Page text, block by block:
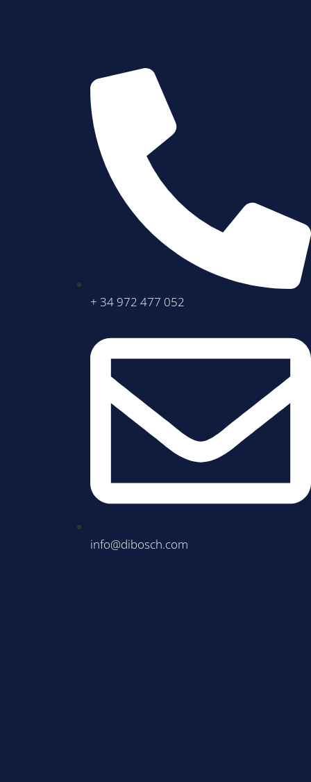
+ 34 972 477 052
info@dibosch.com